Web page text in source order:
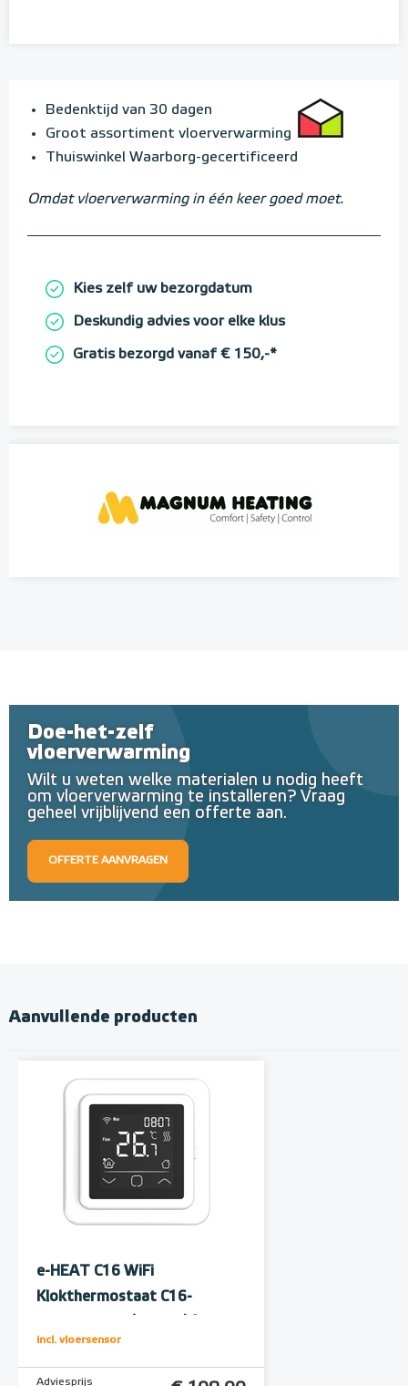
Bedenktijd van 30 dagen
Groot assortiment vloerverwarming
Thuiswinkel Waarborg-gecertificeerd
Omdat vloerverwarming in één keer goed moet.
Kies zelf uw bezorgdatum
Deskundig advies voor elke klus
Gratis bezorgd vanaf € 150,-*
Doe-het-zelf
vloerverwarming
Wilt u weten welke materialen u nodig heeft
om vloerverwarming te installeren? Vraag
geheel vrijblijvend een offerte aan.
OFFERTE AANVRAGEN
Aanvullende producten
e-HEAT C16 WiFi
Klokthermostaat C16-
9010 Wit
incl. vloersensor
Adviesprijs